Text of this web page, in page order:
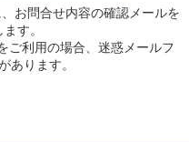
お問合せ内容の確認メールを
す。
ご利用の場合、迷惑メールフ
あります。